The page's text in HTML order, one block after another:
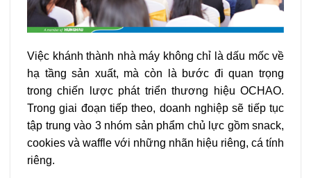
Việc khánh thành nhà máy không chỉ là dấu mốc về
hạ tầng sản xuất, mà còn là bước đi quan trọng
trong chiến lược phát triển thương hiệu OCHAO.
Trong giai đoạn tiếp theo, doanh nghiệp sẽ tiếp tục
tập trung vào 3 nhóm sản phẩm chủ lực gồm snack,
cookies và waffle với những nhãn hiệu riêng, cá tính
riêng.